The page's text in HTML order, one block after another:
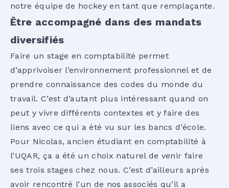
notre équipe de hockey en tant que remplaçante.
Être accompagné dans des mandats
diversifiés
Faire un stage en comptabilité permet
d’apprivoiser l’environnement professionnel et de
prendre connaissance des codes du monde du
travail. C’est d’autant plus intéressant quand on
peut y vivre différents contextes et y faire des
liens avec ce qui a été vu sur les bancs d’école.
Pour Nicolas, ancien étudiant en comptabilité à
l’UQAR, ça a été un choix naturel de venir faire
ses trois stages chez nous. C’est d’ailleurs après
avoir rencontré l’un de nos associés qu’il a